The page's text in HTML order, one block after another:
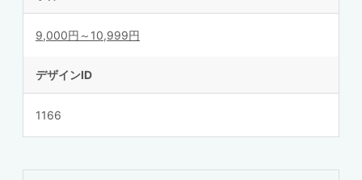
9,000円～10,999円
デザインID
1166